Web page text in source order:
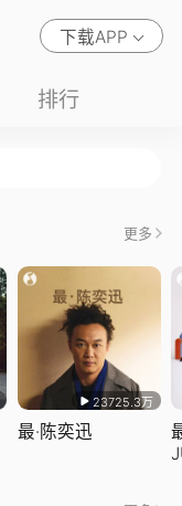
下载APP
排行
更多
23725.3万
最·陈奕迅